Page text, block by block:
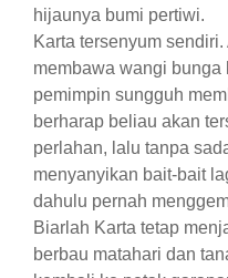
hijaunya bumi pertiwi.
​Karta tersenyum
membawa wangi
pemimpin sungguh
berharap beliau akan
perlahan, lalu tanpa
menyanyikan bait-bait
dahulu pernah
​Biarlah Karta tetap
berbau matahari dan